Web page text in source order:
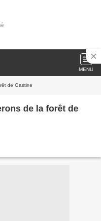
MENU
de Gastine
de la forêt de